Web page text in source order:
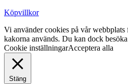
Köpvillkor
Vi använder cookies på vår
kakorna används. Du kan dock
Cookie inställningarAcceptera alla
Stäng